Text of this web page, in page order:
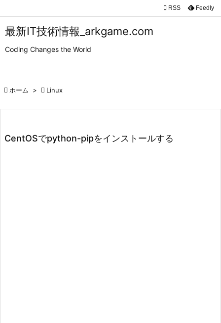
最新IT技術情報_arkgame.com
Coding Changes the World


 RSS Feedly
 ホーム >  Linux
CentOSでpython-pipをインストールする